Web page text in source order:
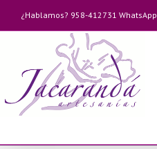
contenido
¿Hablamos? 958-412731